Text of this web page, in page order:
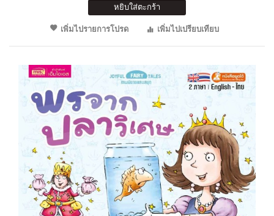
หยิบใส่ตะกร้า
เพิ่มไปรายการโปรด
เพิ่มไปเปรียบเทียบ